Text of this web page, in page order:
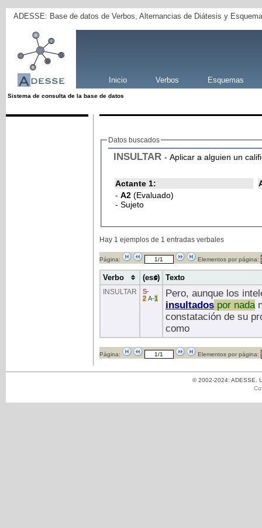
ADESSE: Base de datos de Verbos, Alternancias de Diátesis y
Inicio Verbos Esquemas
Sistema de consulta de la base de datos
Datos buscados
INSULTAR - Aplicar a alguien un
Actante 1:
- A2 (Evaluado)
- Sujeto
Hay 1 ejemplos de 1 entradas verbales
Página: Elementos por página:
Verbo (ess) Texto
INSULTAR S-
2 A-1
Pero, aunque los
insultadospornada
constatación de su
como
Página: Elementos por página:
© 2002-2024: ADESSE.